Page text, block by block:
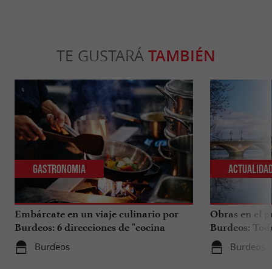
TE GUSTARÁ TAMBIÉN
Embárcate en un viaje culinario por
Burdeos: 6 direcciones de "cocina
internacional"
Burdeos
Gastronomia
Obras en el
Burdeos:
tus viajes en
Burdeos